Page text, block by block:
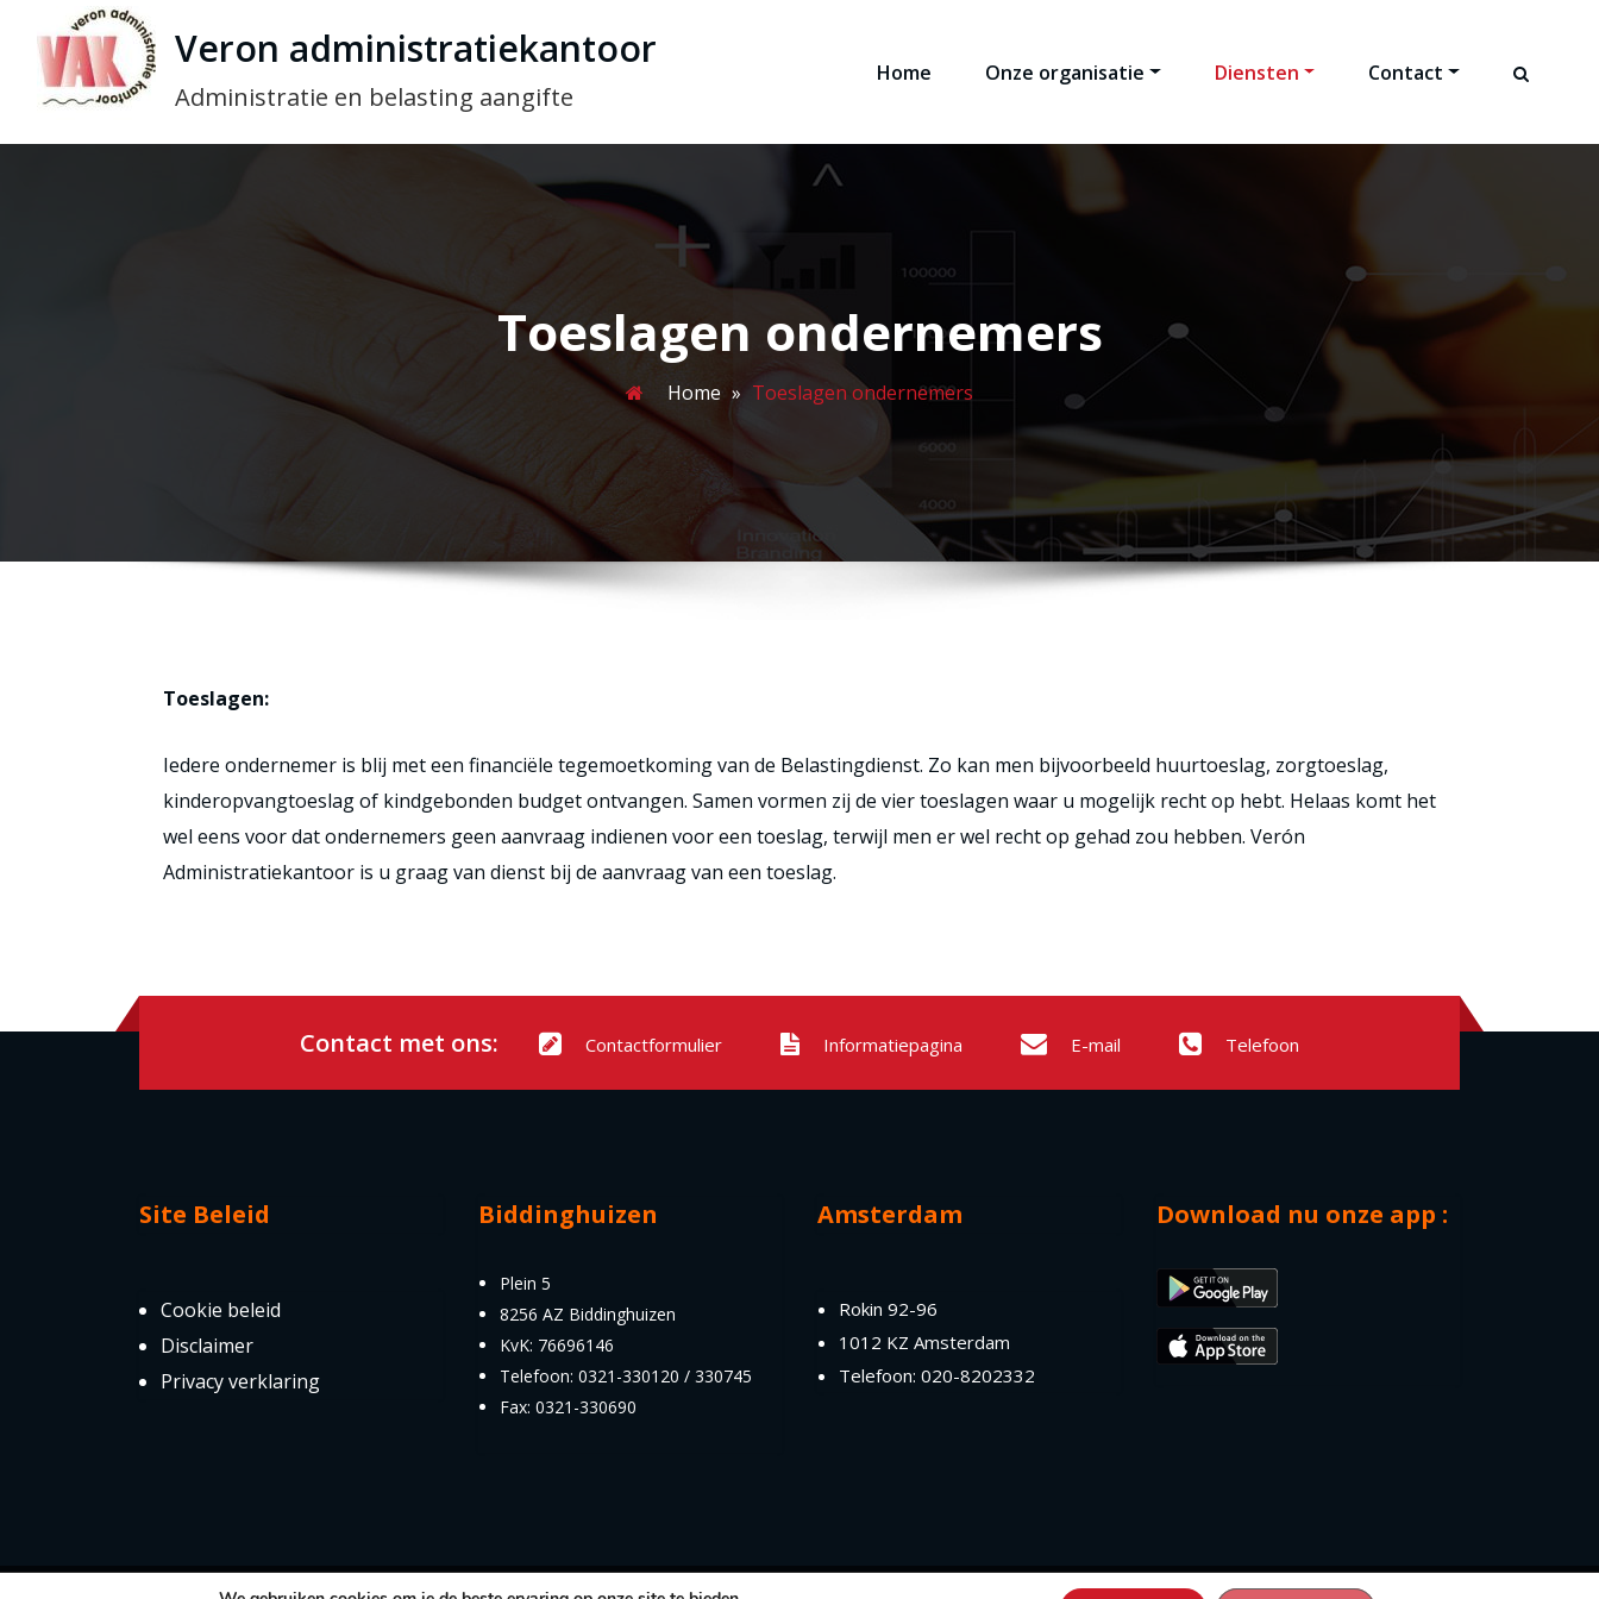
Veron administratiekantoor
Administratie en belasting aangifte
Home Onze organisatie Diensten Contact
Toeslagen ondernemers
Home » Toeslagen ondernemers
Toeslagen:
Iedere ondernemer is blij met een financiële tegemoetkoming van de Belastingdienst. Zo kan men bijvoorbeeld huurtoeslag, zorgtoeslag,
kinderopvangtoeslag of kindgebonden budget ontvangen. Samen vormen zij de vier toeslagen waar u mogelijk recht op hebt. Helaas komt het
wel eens voor dat ondernemers geen aanvraag indienen voor een toeslag, terwijl men er wel recht op gehad zou hebben. Verón
Administratiekantoor is u graag van dienst bij de aanvraag van een toeslag.
Contact met ons: Contactformulier Informatiepagina E-mail Telefoon
Site Beleid
Cookie beleid
Disclaimer
Privacy verklaring
Biddinghuizen
Plein 5
8256 AZ Biddinghuizen
KvK: 76696146
Telefoon: 0321-330120 / 330745
Fax: 0321-330690
Amsterdam
Rokin 92-96
1012 KZ Amsterdam
Telefoon: 020-8202332
Download nu onze app :